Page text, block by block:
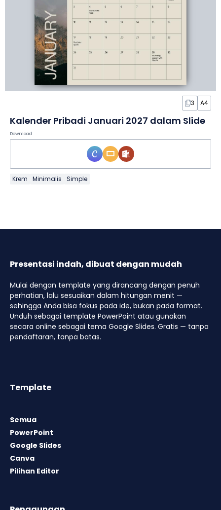
3 A4
Kalender Pribadi Januari 2027 dalam Slide
Download
Krem Minimalis Simple
Presentasi indah, dibuat dengan mudah
Mulai dengan template yang dirancang dengan penuh
perhatian, lalu sesuaikan dalam hitungan menit —
sehingga Anda bisa fokus pada ide, bukan pada format.
Unduh sebagai template PowerPoint atau gunakan
secara online sebagai tema Google Slides. Gratis — tanpa
pendaftaran, tanpa batas.
Template
Semua
PowerPoint
Google Slides
Canva
Pilihan Editor